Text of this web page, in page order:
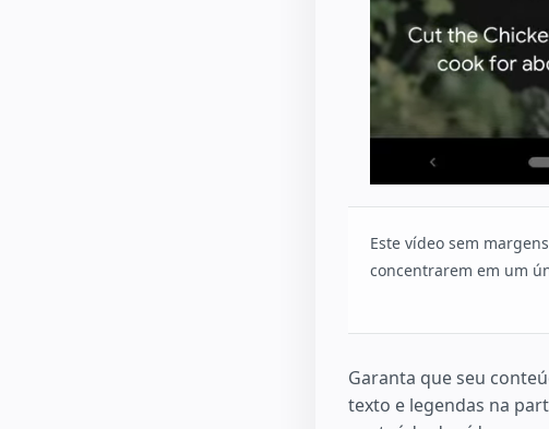
Este vídeo sem
concentrarem em um
Garanta que seu
texto e legendas na